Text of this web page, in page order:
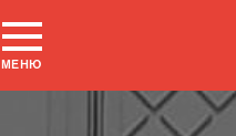
МЕНЮ